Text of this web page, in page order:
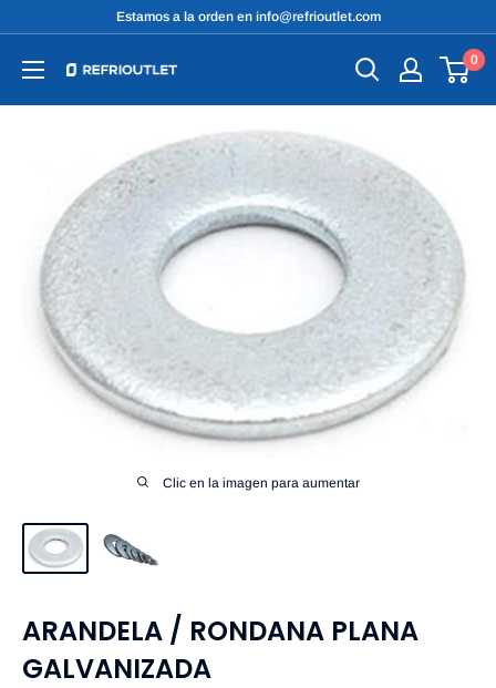
Estamos a la orden en info@refrioutlet.com
0
Clic en la imagen para aumentar
ARANDELA / RONDANA PLANA
GALVANIZADA